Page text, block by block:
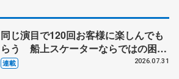
同じ演目で120回お客様に楽しんでも
らう 船上スケーターならではの困難
とは 影響あったPIW前キャプテン松
連載 2026.07.31